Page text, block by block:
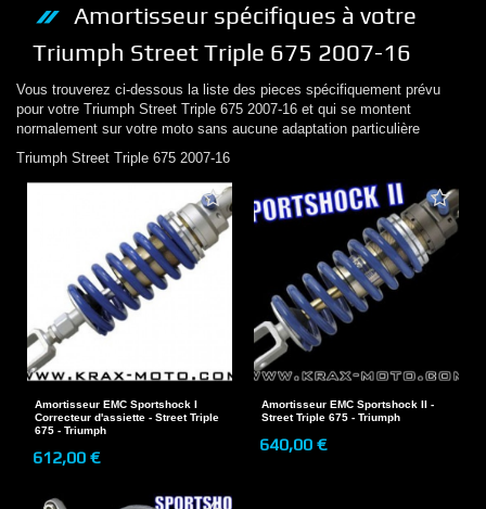
Amortisseur spécifiques à votre
Triumph Street Triple 675 2007-16
Vous trouverez ci-dessous la liste des pieces spécifiquement prévu
pour votre Triumph Street Triple 675 2007-16 et qui se montent
normalement sur votre moto sans aucune adaptation particulière
Triumph Street Triple 675 2007-16
Amortisseur EMC Sportshock I
Correcteur d'assiette - Street Triple
675 - Triumph
612,00 €
Amortisseur EMC Sportshock II -
Street Triple 675 - Triumph
640,00 €